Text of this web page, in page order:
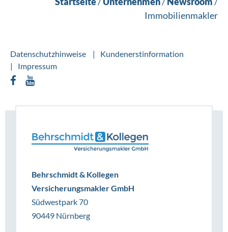
Immobilienmakler
Datenschutzhinweise
Kundenerstinformation
Impressum
Behrschmidt & Kollegen
Versicherungsmakler GmbH
Südwestpark 70
90449 Nürnberg